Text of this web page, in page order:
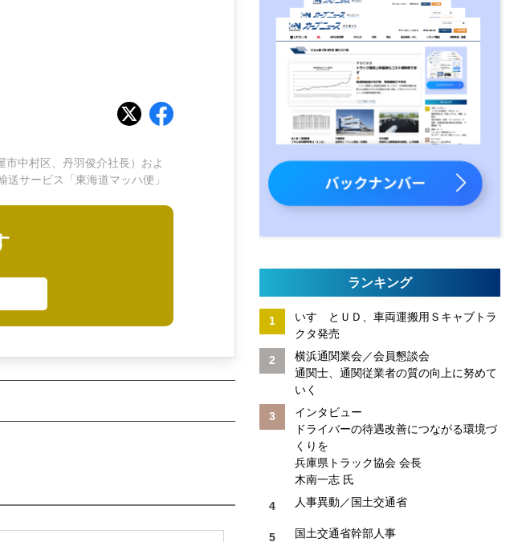
中村区、丹羽俊介社長）およ
サービス「東海道マッハ便」
ランキング
いすゞとＵＤ、車両運搬用Ｓキャブトラ
クタ発売
横浜通関業会／会員懇談会
通関士、通関従業者の質の向上に努めて
いく
インタビュー
ドライバーの待遇改善につながる環境づ
くりを
兵庫県トラック協会 会長
木南一志 氏
人事異動／国土交通省
国土交通省幹部人事